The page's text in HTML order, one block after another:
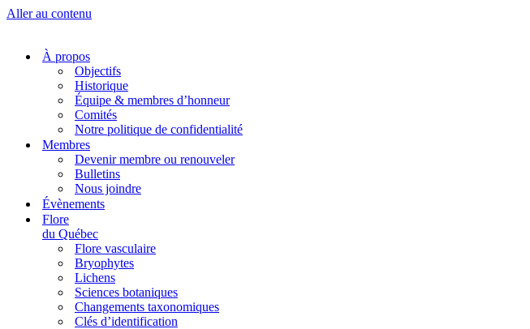
Aller au contenu
À propos
Objectifs
Historique
Équipe & membres d’honneur
Comités
Notre politique de confidentialité
Membres
Devenir membre ou renouveler
Bulletins
Nous joindre
Évènements
Flore
du Québec
Flore vasculaire
Bryophytes
Lichens
Sciences botaniques
Changements taxonomiques
Clés d’identification